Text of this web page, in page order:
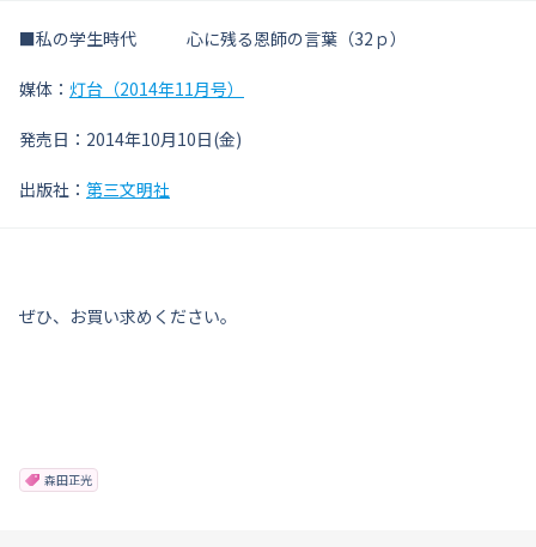
■私の学生時代 心に残る恩師の言葉（32ｐ）
媒体： 灯台（2014年11月号）
発売日：2014年10月10日(金)
出版社： 第三文明社
ぜひ、お買い求めください。
森田正光